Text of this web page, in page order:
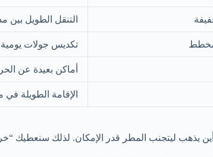
التنقل الطويل بين
تكديس جولات يومية
أماكن بعيدة عن
الإقامة الطويلة في
أين يذهب ليتجنب المطر قدر الإمكان. لذلك